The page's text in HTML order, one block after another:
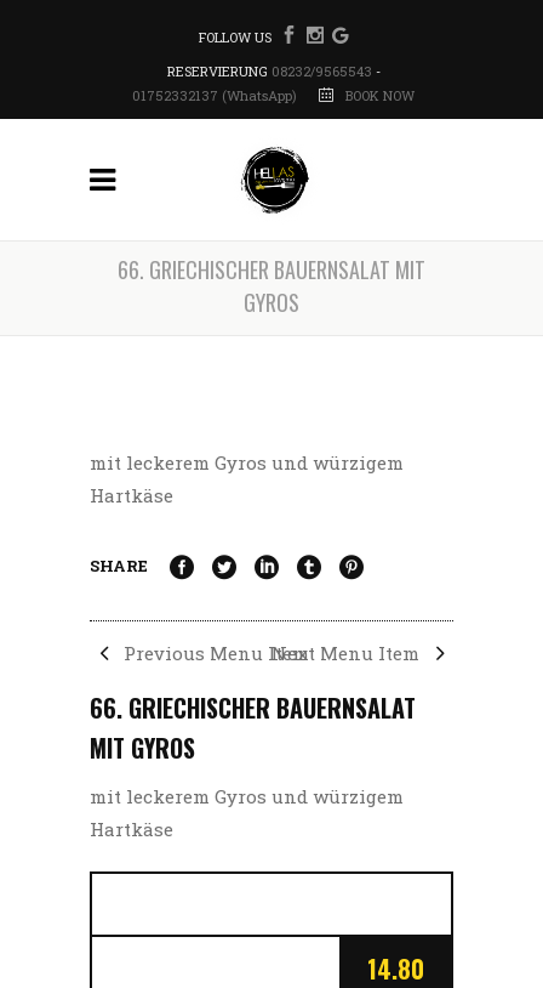
FOLLOW US
RESERVIERUNG 08232/9565543 -
01752332137 (WhatsApp)
BOOK NOW
66. GRIECHISCHER BAUERNSALAT MIT
GYROS
mit leckerem Gyros und würzigem
Hartkäse
SHARE
Previous Menu ItemNext Menu Item
66. GRIECHISCHER BAUERNSALAT
MIT GYROS
mit leckerem Gyros und würzigem
Hartkäse
14.80